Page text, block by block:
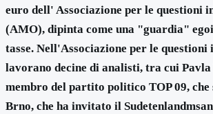
euro dell' Associazione per le questioni
(AMO), dipinta come una "guardia"
tasse. Nell'Associazione per le
lavorano decine di analisti, tra cui
membro del partito politico TOP 09, che
Brno, che ha invitato il